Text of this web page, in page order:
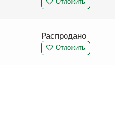
Отложить
Распродано
Отложить